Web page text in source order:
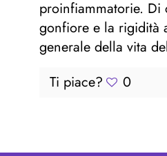
proinfiammatorie. Di
gonfiore e la rigidità
generale della vita
Ti piace?
0